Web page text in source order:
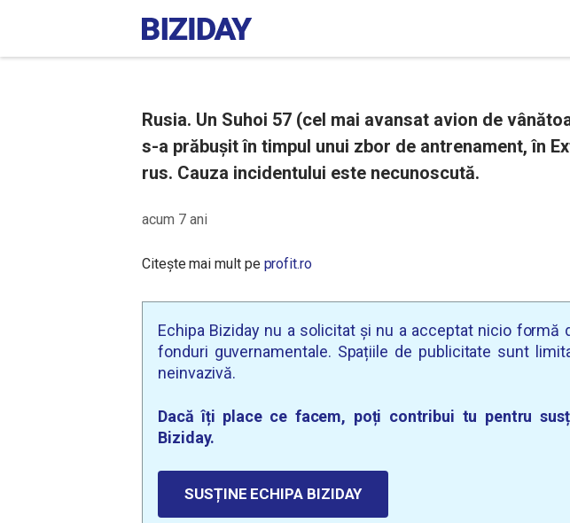
Rusia. Un Suhoi 57 (cel mai avansat avion de
s-a prăbușit în timpul unui zbor de antrenament, în
rus. Cauza incidentului este necunoscută.
acum 7 ani
Citește mai mult pe profit.ro
Echipa Biziday nu a solicitat și nu a acceptat nicio formă
fonduri guvernamentale. Spațiile de publicitate sunt
neinvazivă.
Dacă îți place ce facem, poți contribui tu pentru
Biziday.
SUSȚINE ECHIPA BIZIDAY